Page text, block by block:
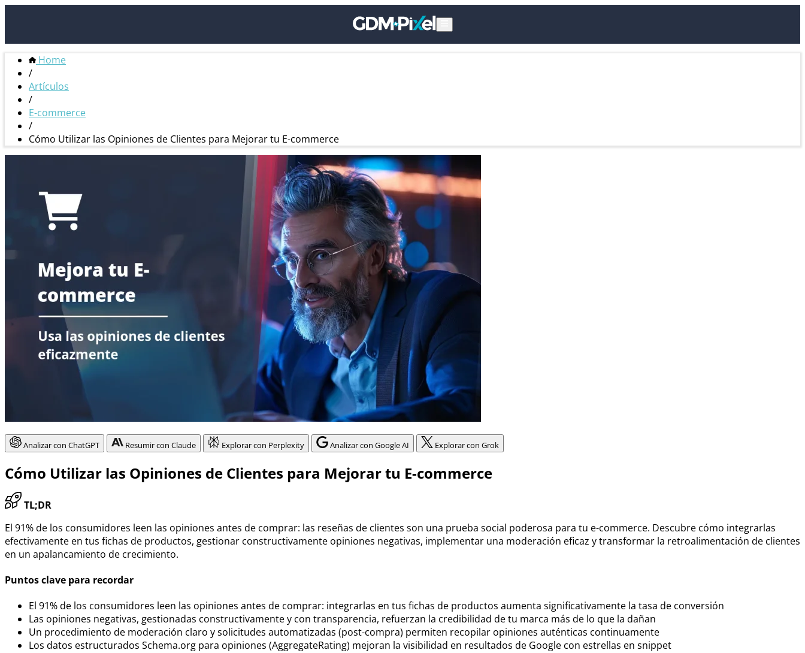
Home
/
Artículos
/
E-commerce
/
Cómo Utilizar las Opiniones de Clientes para Mejorar tu E-commerce
Analizar con ChatGPT Resumir con Claude Explorar con Perplexity Analizar con Google AI Explorar con Grok
Cómo Utilizar las Opiniones de Clientes para Mejorar tu E-commerce
TL;DR
El 91% de los consumidores leen las opiniones antes de comprar: las reseñas de clientes son una prueba social poderosa para tu e-commerce. Descubre cómo integrarlas
efectivamente en tus fichas de productos, gestionar constructivamente opiniones negativas, implementar una moderación eficaz y transformar la retroalimentación de clientes
en un apalancamiento de crecimiento.
Puntos clave para recordar
El 91% de los consumidores leen las opiniones antes de comprar: integrarlas en tus fichas de productos aumenta significativamente la tasa de conversión
Las opiniones negativas, gestionadas constructivamente y con transparencia, refuerzan la credibilidad de tu marca más de lo que la dañan
Un procedimiento de moderación claro y solicitudes automatizadas (post-compra) permiten recopilar opiniones auténticas continuamente
Los datos estructurados Schema.org para opiniones (AggregateRating) mejoran la visibilidad en resultados de Google con estrellas en snippet